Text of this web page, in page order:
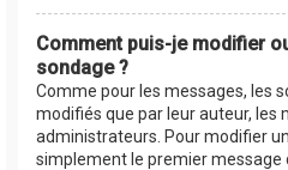
Comment puis-je modifier
sondage ?
Comme pour les messages, les
modifiés que par leur auteur, les
administrateurs. Pour modifier
simplement le premier message